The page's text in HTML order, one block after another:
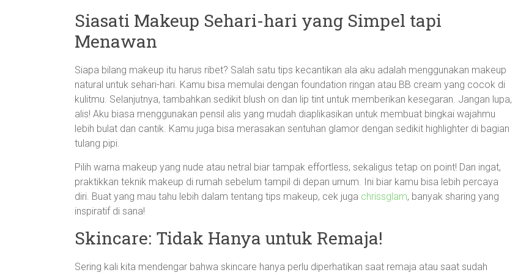
Siasati Makeup Sehari-hari yang Simpel tapi
Menawan
Siapa bilang makeup itu harus ribet? Salah satu tips kecantikan ala aku adalah menggunakan makeup
natural untuk sehari-hari. Kamu bisa memulai dengan foundation ringan atau BB cream yang cocok di
kulitmu. Selanjutnya, tambahkan sedikit blush on dan lip tint untuk memberikan kesegaran. Jangan lupa,
alis! Aku biasa menggunakan pensil alis yang mudah diaplikasikan untuk membuat bingkai wajahmu
lebih bulat dan cantik. Kamu juga bisa merasakan sentuhan glamor dengan sedikit highlighter di bagian
tulang pipi.
Pilih warna makeup yang nude atau netral biar tampak effortless, sekaligus tetap on point! Dan ingat,
praktikkan teknik makeup di rumah sebelum tampil di depan umum. Ini biar kamu bisa lebih percaya
diri. Buat yang mau tahu lebih dalam tentang tips makeup, cek juga chrissglam, banyak sharing yang
inspiratif di sana!
Skincare: Tidak Hanya untuk Remaja!
Sering kali kita mendengar bahwa skincare hanya perlu diperhatikan saat remaja atau saat sudah